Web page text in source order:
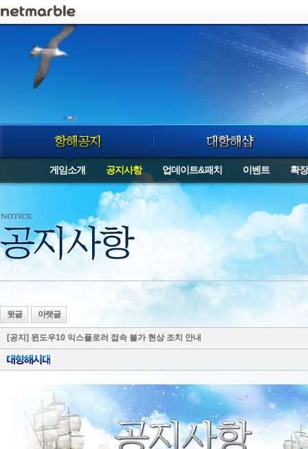
게임소개 공지사항 업데이트&패치 이벤트 확
윗글 아랫글
[공지] 윈도우10 익스플로러 접속 불가 현상 조치 안내